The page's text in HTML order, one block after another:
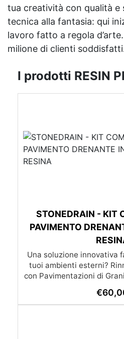
tua creatività con qualità e
tecnica alla fantasia: qui
lavoro fatto a regola
milione di clienti
I prodotti RESIN
STONEDRAIN - KIT
PAVIMENTO
Una soluzione innovativa
tuoi ambienti esterni?
con Pavimentazioni di
trasformare qualsiasi
da ragazzi: l’applicazione
€